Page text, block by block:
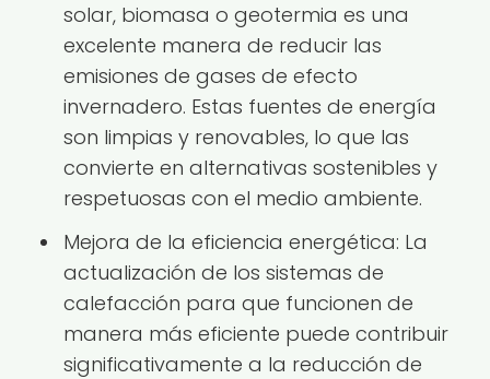
solar, biomasa o geotermia es una
excelente manera de reducir las
emisiones de gases de efecto
invernadero. Estas fuentes de energía
son limpias y renovables, lo que las
convierte en alternativas sostenibles y
respetuosas con el medio ambiente.
Mejora de la eficiencia energética: La
actualización de los sistemas de
calefacción para que funcionen de
manera más eficiente puede contribuir
significativamente a la reducción de